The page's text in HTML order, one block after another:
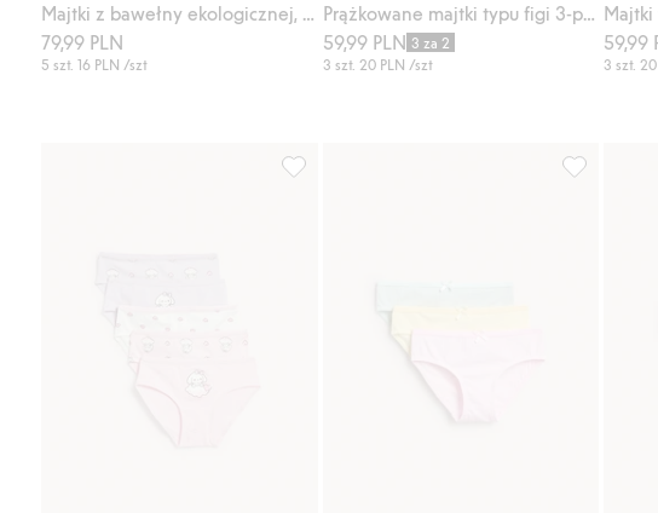
Majtki z bawełny ekologicznej, 5-pak
79,99 PLN
5 szt. 16 PLN /szt
Prążkowane majtki typu figi 3-pak
59,99 PLN 3 za 2
3 szt. 20 PLN /szt
59,99
3 szt.20